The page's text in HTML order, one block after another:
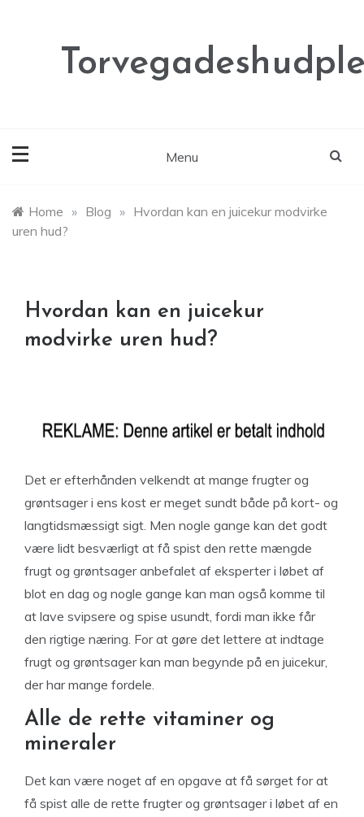
Menu
Home » Blog » Hvordan kan en juicekur modvirke
uren hud?
Hvordan kan en juicekur
modvirke uren hud?
Det er efterhånden velkendt at mange frugter og
grøntsager i ens kost er meget sundt både på kort- og
langtidsmæssigt sigt. Men nogle gange kan det godt
være lidt besværligt at få spist den rette mængde
frugt og grøntsager anbefalet af eksperter i løbet af
blot en dag og nogle gange kan man også komme til
at lave svipsere og spise usundt, fordi man ikke får
den rigtige næring. For at gøre det lettere at indtage
frugt og grøntsager kan man begynde på en juicekur,
der har mange fordele.
Alle de rette vitaminer og
mineraler
Det kan være noget af en opgave at få sørget for at
få spist alle de rette frugter og grøntsager i løbet af en